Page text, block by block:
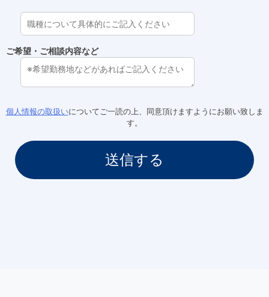
ご希望・ご相談内容など
個人情報の取扱いについてご一読の上、同意頂けますようにお願い致しま
す。